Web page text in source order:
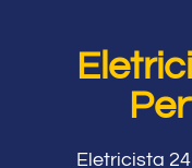
Eletricista